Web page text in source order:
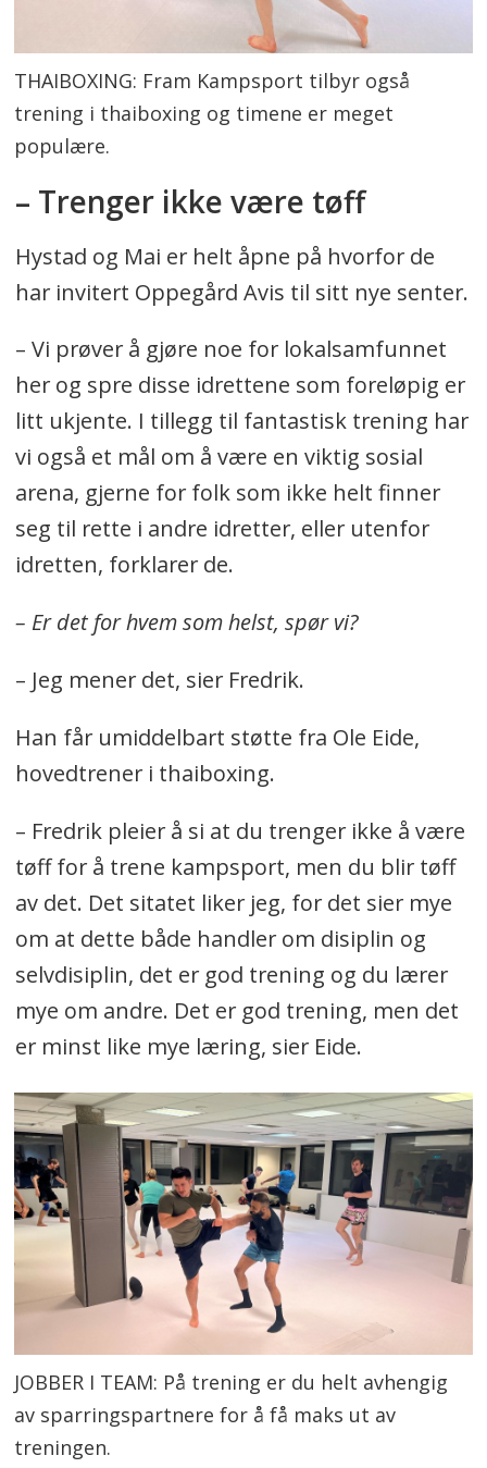
THAIBOXING: Fram Kampsport tilbyr også
trening i thaiboxing og timene er meget
populære.
– Trenger ikke være tøff
Hystad og Mai er helt åpne på hvorfor de
har invitert Oppegård Avis til sitt nye senter.
– Vi prøver å gjøre noe for lokalsamfunnet
her og spre disse idrettene som foreløpig er
litt ukjente. I tillegg til fantastisk trening har
vi også et mål om å være en viktig sosial
arena, gjerne for folk som ikke helt finner
seg til rette i andre idretter, eller utenfor
idretten, forklarer de.
– Er det for hvem som helst, spør vi?
– Jeg mener det, sier Fredrik.
Han får umiddelbart støtte fra Ole Eide,
hovedtrener i thaiboxing.
– Fredrik pleier å si at du trenger ikke å være
tøff for å trene kampsport, men du blir tøff
av det. Det sitatet liker jeg, for det sier mye
om at dette både handler om disiplin og
selvdisiplin, det er god trening og du lærer
mye om andre. Det er god trening, men det
er minst like mye læring, sier Eide.
JOBBER I TEAM: På trening er du helt avhengig
av sparringspartnere for å få maks ut av
treningen.